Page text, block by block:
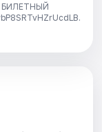
БИЛЕТНЫЙ